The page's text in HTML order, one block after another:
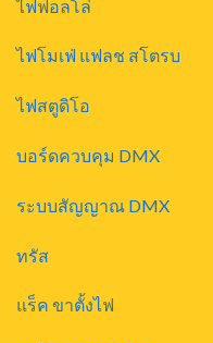
ไฟฟอลโล่
ไฟโมเฟ่ แฟลช สโตรบ
ไฟสตูดิโอ
บอร์ดควบคุม DMX
ระบบสัญญาณ DMX
ทรัส
แร็ค ขาตั้งไฟ